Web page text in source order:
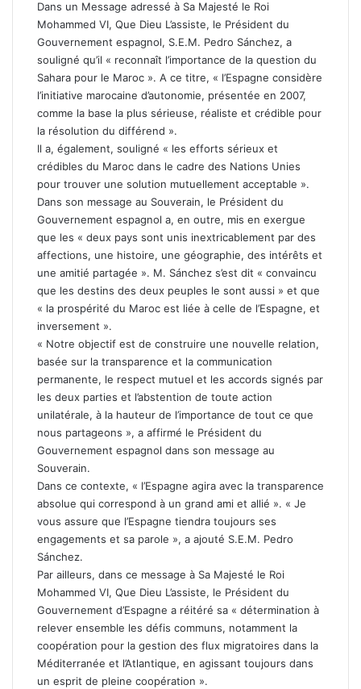
Dans un Message adressé à Sa Majesté le Roi
Mohammed VI, Que Dieu L’assiste, le Président du
Gouvernement espagnol, S.E.M. Pedro Sánchez, a
souligné qu’il « reconnaît l’importance de la question du
Sahara pour le Maroc ». A ce titre, « l’Espagne considère
l’initiative marocaine d’autonomie, présentée en 2007,
comme la base la plus sérieuse, réaliste et crédible pour
la résolution du différend ».
Il a, également, souligné « les efforts sérieux et
crédibles du Maroc dans le cadre des Nations Unies
pour trouver une solution mutuellement acceptable ».
Dans son message au Souverain, le Président du
Gouvernement espagnol a, en outre, mis en exergue
que les « deux pays sont unis inextricablement par des
affections, une histoire, une géographie, des intérêts et
une amitié partagée ». M. Sánchez s’est dit « convaincu
que les destins des deux peuples le sont aussi » et que
« la prospérité du Maroc est liée à celle de l’Espagne, et
inversement ».
« Notre objectif est de construire une nouvelle relation,
basée sur la transparence et la communication
permanente, le respect mutuel et les accords signés par
les deux parties et l’abstention de toute action
unilatérale, à la hauteur de l’importance de tout ce que
nous partageons », a affirmé le Président du
Gouvernement espagnol dans son message au
Souverain.
Dans ce contexte, « l’Espagne agira avec la transparence
absolue qui correspond à un grand ami et allié ». « Je
vous assure que l’Espagne tiendra toujours ses
engagements et sa parole », a ajouté S.E.M. Pedro
Sánchez.
Par ailleurs, dans ce message à Sa Majesté le Roi
Mohammed VI, Que Dieu L’assiste, le Président du
Gouvernement d’Espagne a réitéré sa « détermination à
relever ensemble les défis communs, notamment la
coopération pour la gestion des flux migratoires dans la
Méditerranée et l’Atlantique, en agissant toujours dans
un esprit de pleine coopération ».